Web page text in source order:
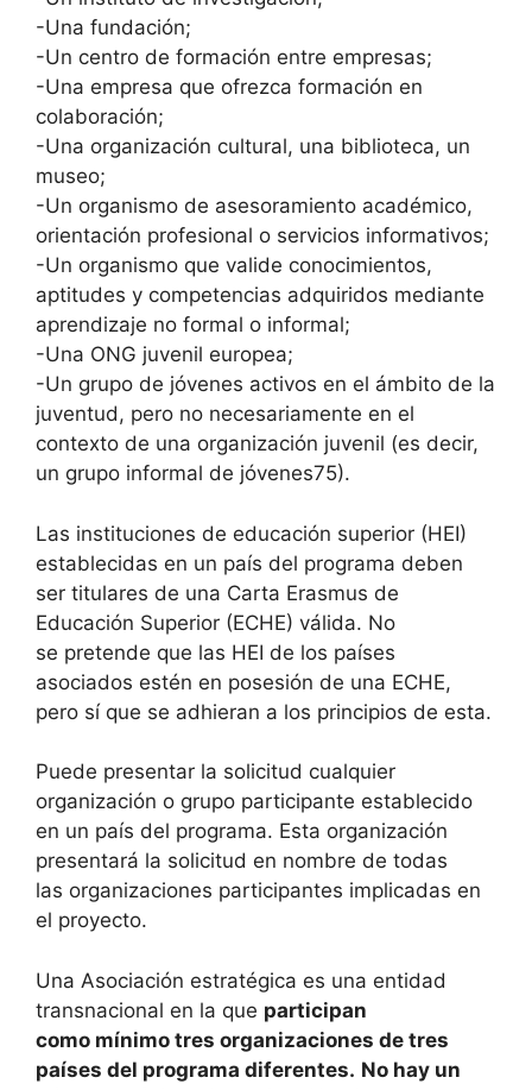
-Una fundación;
-Un centro de formación entre empresas;
-Una empresa que ofrezca formación en
colaboración;
-Una organización cultural, una biblioteca, un
museo;
-Un organismo de asesoramiento académico,
orientación profesional o servicios informativos;
-Un organismo que valide conocimientos,
aptitudes y competencias adquiridos mediante
aprendizaje no formal o informal;
-Una ONG juvenil europea;
-Un grupo de jóvenes activos en el ámbito de la
juventud, pero no necesariamente en el
contexto de una organización juvenil (es decir,
un grupo informal de jóvenes75).
Las instituciones de educación superior (HEI)
establecidas en un país del programa deben
ser titulares de una Carta Erasmus de
Educación Superior (ECHE) válida. No
se pretende que las HEI de los países
asociados estén en posesión de una ECHE,
pero sí que se adhieran a los principios de esta.
Puede presentar la solicitud cualquier
organización o grupo participante establecido
en un país del programa. Esta organización
presentará la solicitud en nombre de todas
las organizaciones participantes implicadas en
el proyecto.
Una Asociación estratégica es una entidad
transnacional en la que participan
como mínimo tres organizaciones de tres
países del programa diferentes. No hay un